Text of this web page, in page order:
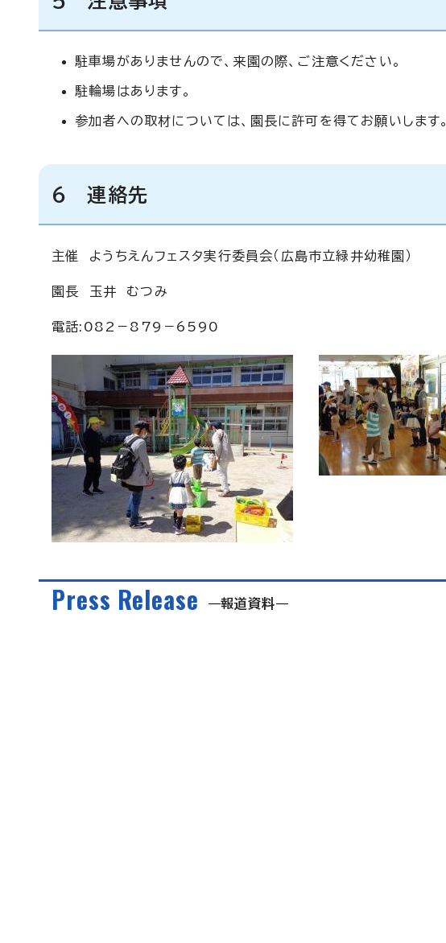
駐車場がありませんので、来園の際、ご注意ください。
駐輪場はあります。
参加者への取材については、園長に許可を得てお願いします。
6 連絡先
主催 ようちえんフェスタ実行委員会（広島市立緑井幼稚園）
園長 玉井 むつみ
電話:082－879－6590
Press Release 報道資料